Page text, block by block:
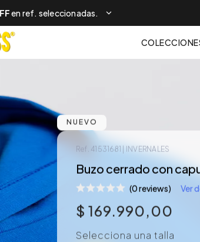
en ref. seleccionadas.
NUEVO
Ref. 41531681 | INVERNALES
Buzo cerrado con
(0 reviews) Ver
$ 169.990,00
Selecciona una talla